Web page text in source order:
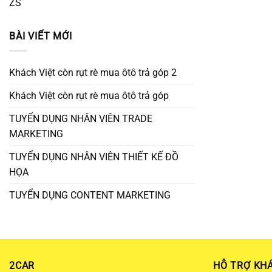
ZS
BÀI VIẾT MỚI
Khách Việt còn rụt rè mua ôtô trả góp 2
Khách Việt còn rụt rè mua ôtô trả góp
TUYỂN DỤNG NHÂN VIÊN TRADE
MARKETING
TUYỂN DỤNG NHÂN VIÊN THIẾT KẾ ĐỒ
HỌA
TUYỂN DỤNG CONTENT MARKETING
2CAR HỖ TRỢ